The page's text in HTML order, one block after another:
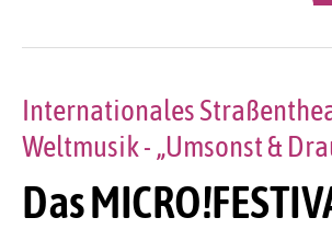
Das
Internationales
Weltmusik - „Umsonst &